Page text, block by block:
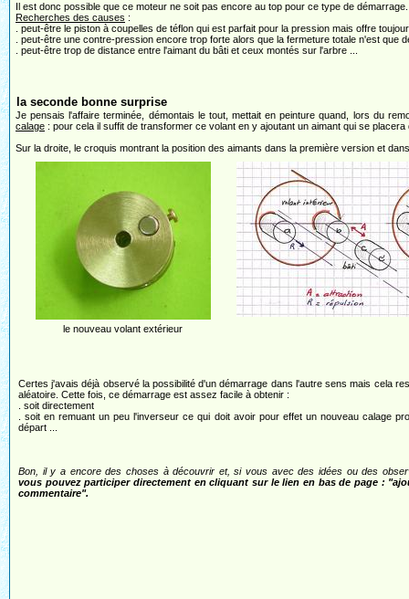
Il est donc possible que ce moteur ne soit pas encore au top pour ce type de démarrage.
Recherches des causes :
. peut-être le piston à coupelles de téflon qui est parfait pour la pression mais offre
. peut-être une contre-pression encore trop forte alors que la fermeture totale n'est que
. peut-être trop de distance entre l'aimant du bâti et ceux montés sur l'arbre ...
la seconde bonne surprise
Je pensais l'affaire terminée, démontais le tout, mettait en peinture quand, lors du
calage : pour cela il suffit de transformer ce volant en y ajoutant un aimant qui se placera
Sur la droite, le croquis montrant la position des aimants dans la première version et
le nouveau volant extérieur
Certes j'avais déjà observé la possibilité d'un démarrage dans l'autre sens mais cela
aléatoire. Cette fois, ce démarrage est assez facile à obtenir :
. soit directement
. soit en remuant un peu l'inverseur ce qui doit avoir pour effet un nouveau calage
départ ...
Bon, il y a encore des choses à découvrir et, si vous avec des idées ou des
vous pouvez participer directement en cliquant sur le lien en bas de page :
commentaire".